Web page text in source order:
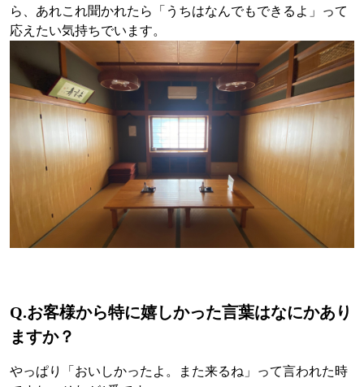
ら、あれこれ聞かれたら「うちはなんでもできるよ」って
応えたい気持ちでいます。
Q.お客様から特に嬉しかった言葉はなにかあり
ますか？
やっぱり「おいしかったよ。また来るね」って言われた時